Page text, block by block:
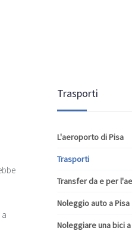
Trasporti
L'aeroporto di Pisa
Trasporti
Transfer da e per
Noleggio auto a Pisa
Noleggiare una bici